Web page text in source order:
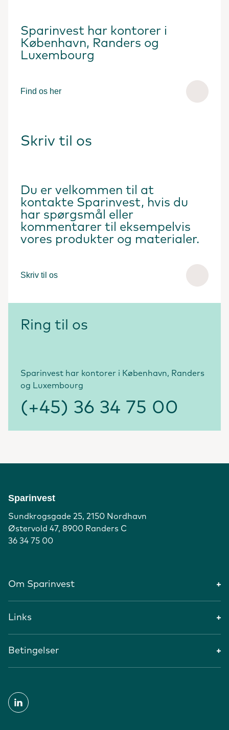
Sparinvest har kontorer i
København, Randers og
Luxembourg
Find os her
Skriv til os
Du er velkommen til at
kontakte Sparinvest, hvis du
har spørgsmål eller
kommentarer til eksempelvis
vores produkter og materialer.
Skriv til os
Ring til os
Sparinvest har kontorer i København, Randers
og Luxembourg
(+45) 36 34 75 00
Sparinvest
Sundkrogsgade 25, 2150 Nordhavn
Østervold 47, 8900 Randers C
36 34 75 00
Om Sparinvest
Links
Betingelser